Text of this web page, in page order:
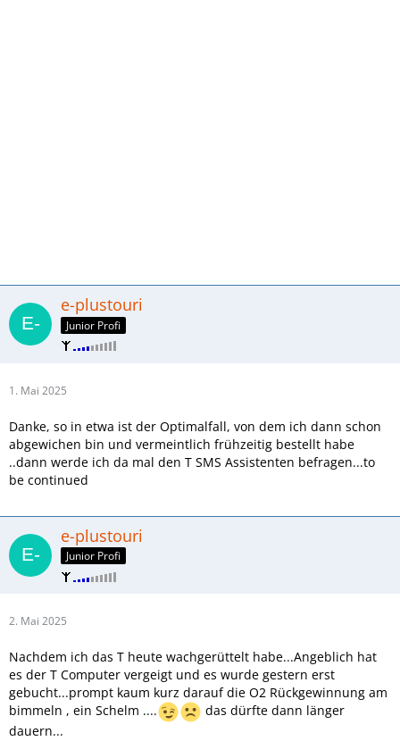
e-plustouri
Junior Profi
1. Mai 2025
Danke, so in etwa ist der Optimalfall, von dem ich dann schon
abgewichen bin und vermeintlich frühzeitig bestellt habe
..dann werde ich da mal den T SMS Assistenten befragen...to
be continued
e-plustouri
Junior Profi
2. Mai 2025
Nachdem ich das T heute wachgerüttelt habe...Angeblich hat
es der T Computer vergeigt und es wurde gestern erst
gebucht...prompt kaum kurz darauf die O2 Rückgewinnung am
bimmeln , ein Schelm ....
das dürfte dann länger
dauern...